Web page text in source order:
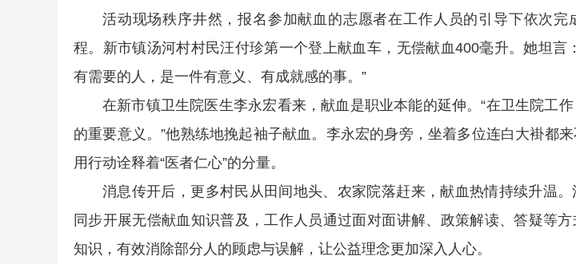
活动现场秩序井然，报名参加献血的志愿者在工作人员的引导下依次完
程。新市镇汤河村村民汪付珍第一个登上献血车，无偿献血400毫升。她坦言
有需要的人，是一件有意义、有成就感的事。”
在新市镇卫生院医生李永宏看来，献血是职业本能的延伸。“在卫生院工
的重要意义。”他熟练地挽起袖子献血。李永宏的身旁，坐着多位连白大褂都
用行动诠释着“医者仁心”的分量。
消息传开后，更多村民从田间地头、农家院落赶来，献血热情持续升温。
同步开展无偿献血知识普及，工作人员通过面对面讲解、政策解读、答疑等
知识，有效消除部分人的顾虑与误解，让公益理念更加深入人心。